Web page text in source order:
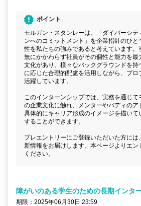
ポイント
モルガン・スタンレーは、「ダイバーシ
ンへのコミットメント」を企業指針のひ
性を私たちの強みであると考えています。
無にかかわらず社員がその個性と能力を最
文化があり、様々なバックグラウンドを持
に応じた合理的配慮を活用しながら、プロ
活躍しています。
このインターンシップでは、実務を通じ
の企業文化に触れ、メンターやバディのア
具体的にキャリア形成のイメージを描いて
することができます。
プレエントリーにご登録いただいた方に
新情報をお届けします。本ページよりエン
ください。
障がいのある学生のための長期インタ
期限：2025年06月30日 23:59